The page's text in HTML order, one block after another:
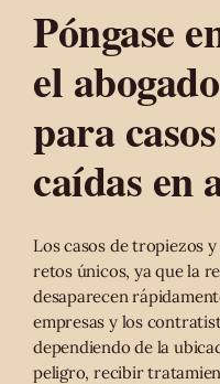
Póngase
el
para
caídas en
Los casos de tropiezos
retos únicos, ya que la
desaparecen
empresas y los
dependiendo de la
peligro, recibir